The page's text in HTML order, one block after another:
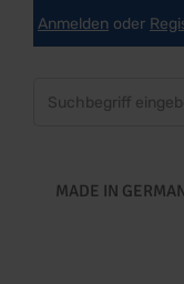
springen Zur
Anmelden oder
MADE IN